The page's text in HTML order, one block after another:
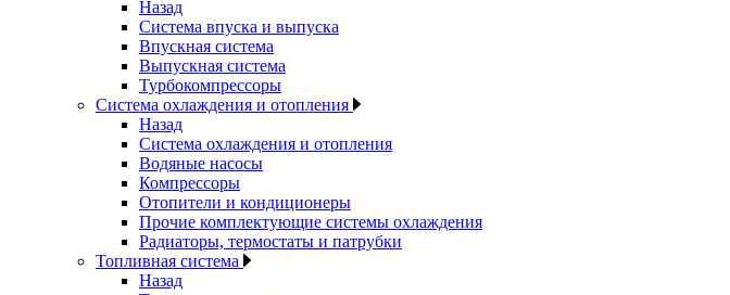
Назад
Система впуска и выпуска
Впускная система
Выпускная система
Турбокомпрессоры
Система охлаждения и отопления
Назад
Система охлаждения и отопления
Водяные насосы
Компрессоры
Отопители и кондиционеры
Прочие комплектующие системы охлаждения
Радиаторы, термостаты и патрубки
Топливная система
Назад